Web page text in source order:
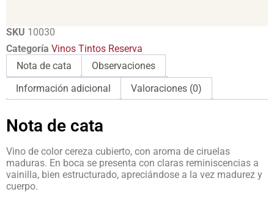
SKU 10030
Categoría Vinos Tintos Reserva
Nota de cata
Observaciones
Información adicional
Valoraciones (0)
Nota de cata
Vino de color cereza cubierto, con aroma de ciruelas
maduras. En boca se presenta con claras reminiscencias a
vainilla, bien estructurado, apreciándose a la vez madurez y
cuerpo.